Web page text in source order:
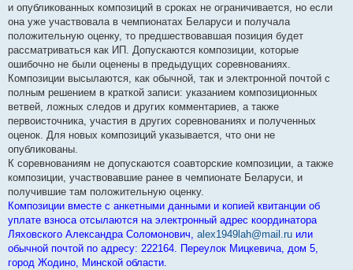
и опубликованных композиций в сроках не ограничивается, но если
она уже участвовала в чемпионатах Беларуси и получала
положительную оценку, то предшествовавшая позиция будет
рассматриваться как ИП. Допускаются композиции, которые
ошибочно не были оценены в предыдущих соревнованиях.
Композиции высылаются, как обычной, так и электронной почтой с
полным решением в краткой записи: указанием композиционных
ветвей, ложных следов и других комментариев, а также
первоисточника, участия в других соревнованиях и полученных
оценок. Для новых композиций указывается, что они не
опубликованы.
К соревнованиям не допускаются соавторские композиции, а также
композиции, участвовавшие ранее в чемпионате Беларуси, и
получившие там положительную оценку.
Композиции вместе с анкетными данными и копией квитанции об
уплате взноса отсылаются на электронный адрес координатора
Ляховского Александра Соломонович, alex1949lah@mail.ru или
обычной почтой по адресу: 222164. Переулок Мицкевича, дом 5,
город Жодино, Минской области.